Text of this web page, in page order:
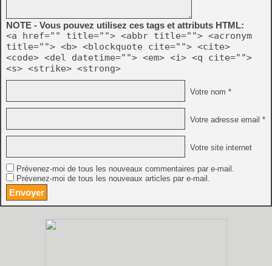
NOTE - Vous pouvez utilisez ces tags et attributs HTML:
<a href="" title=""> <abbr title=""> <acronym
title=""> <b> <blockquote cite=""> <cite>
<code> <del datetime=""> <em> <i> <q cite="">
<s> <strike> <strong>
Votre nom *
Votre adresse email *
Votre site internet
Prévenez-moi de tous les nouveaux commentaires par e-mail.
Prévenez-moi de tous les nouveaux articles par e-mail.